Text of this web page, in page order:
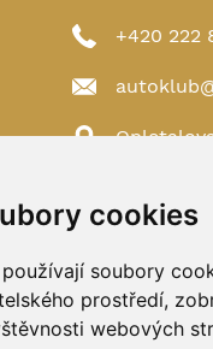
cookies
soubory
prostředí,
webových
+420 222